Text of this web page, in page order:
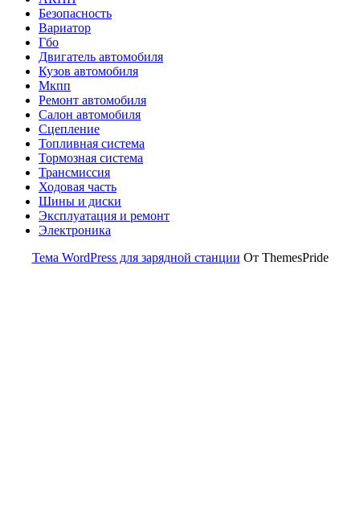
Безопасность
Вариатор
Гбо
Двигатель автомобиля
Кузов автомобиля
Мкпп
Ремонт автомобиля
Салон автомобиля
Сцепление
Топливная система
Тормозная система
Трансмиссия
Ходовая часть
Шины и диски
Эксплуатация и ремонт
Электроника
Тема WordPress для зарядной станции От ThemesPride